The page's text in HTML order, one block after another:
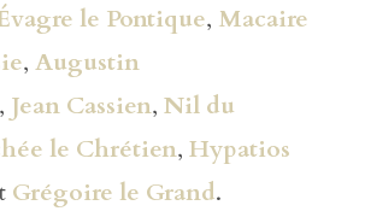
le Pontique, Macaire
, Augustin
, Jean Cassien, Nil du
le Chrétien, Hypatios
Grégoire le Grand.